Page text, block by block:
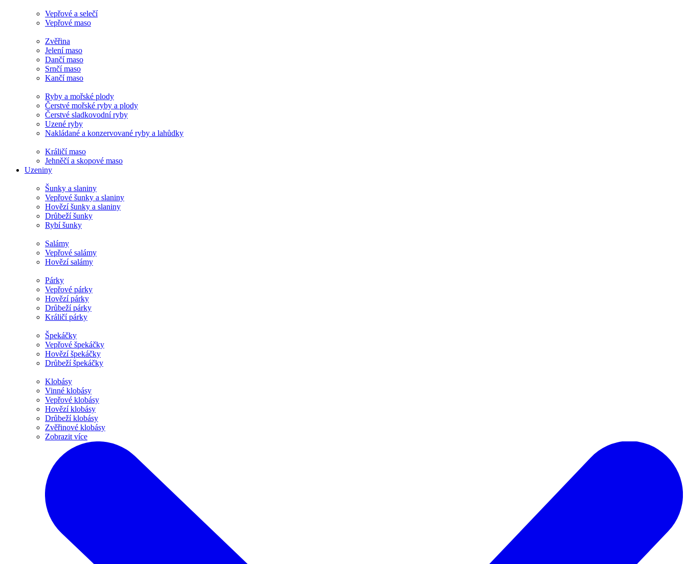
Vepřové a selečí
Vepřové maso
Zvěřina
Jelení maso
Dančí maso
Srnčí maso
Kančí maso
Ryby a mořské plody
Čerstvé mořské ryby a plody
Čerstvé sladkovodní ryby
Uzené ryby
Nakládané a konzervované ryby a lahůdky
Králičí maso
Jehněčí a skopové maso
Uzeniny
Šunky a slaniny
Vepřové šunky a slaniny
Hovězí šunky a slaniny
Drůbeží šunky
Rybí šunky
Salámy
Vepřové salámy
Hovězí salámy
Párky
Vepřové párky
Hovězí párky
Drůbeží párky
Králičí párky
Špekáčky
Vepřové špekáčky
Hovězí špekáčky
Drůbeží špekáčky
Klobásy
Vinné klobásy
Vepřové klobásy
Hovězí klobásy
Drůbeží klobásy
Zvěřinové klobásy
Zobrazit více